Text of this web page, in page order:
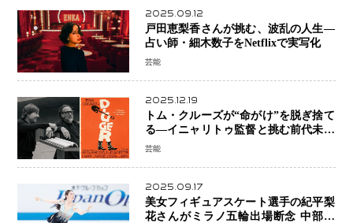
2025.09.12
戸田恵梨香さんが挑む、波乱の人生―
占い師・細木数子をNetflixで実写化
芸能
2025.12.19
トム・クルーズが“命がけ”を脱ぎ捨て
る―イニャリトゥ監督と挑む前代未聞
の大惨事コメディ「DIGGER ディガ
芸能
2025.09.17
美女フィギュアスケート選手の紀平梨
花さんがミラノ五輪出場断念 中部選